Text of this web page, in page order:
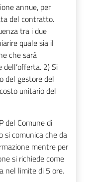
annue, per
del contratto.
tra i due
quale sia il
che sarà
2) Si
del gestore del
unitario del
del Comune di
si comunica che da
mentre per
si richiede come
nel limite di 5 ore.